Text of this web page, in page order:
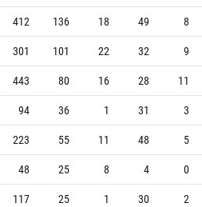
412 136 18 49
8
301 101 22 32
9
443 80 16 28
11
94 36 1 31
3
223 55 11 48
5
48 25 8 4
0
117 25 1 30
2